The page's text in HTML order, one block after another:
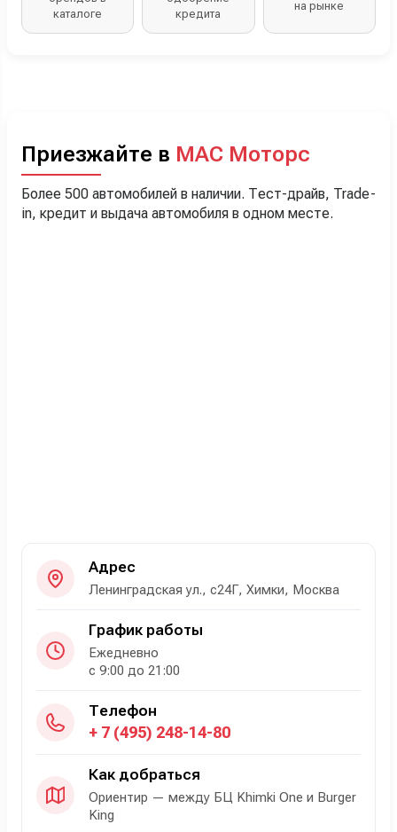
каталоге
кредита
на рынке
Приезжайте в МАС Моторс
Более 500 автомобилей в наличии. Тест-драйв, Trade-
in, кредит и выдача автомобиля в одном месте.
Адрес
Ленинградская ул., с24Г, Химки, Москва
График работы
Ежедневно
с 9:00 до 21:00
Телефон
+ 7 (495) 248-14-80
Как добраться
Ориентир — между БЦ Khimki One и Burger
King